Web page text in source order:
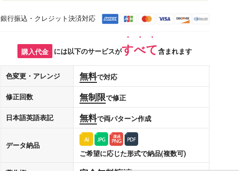
銀行振込・クレジット決済対応
購入代金 には以下のサービスがすべて含まれます
色変更・アレンジ 無料で対応
修正回数 無制限で修正
日本語英語表記 無料で両パターン作成
データ納品
ご希望に応じた形式で納品(複数可)